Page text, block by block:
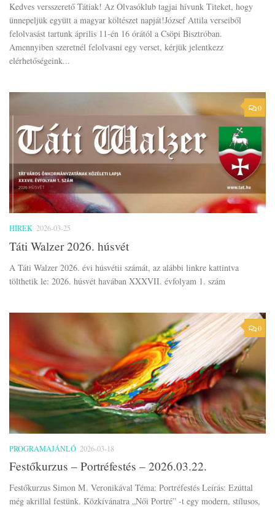
Kedves versszerető Tátiak! Az Olvasóklub tagjai hívunk Titeket, hogy
ünnepeljük együtt a magyar költészet napját!József Attila verseiből
felolvasást tartunk április 11-én 16 órától a Csöpi Bisztróban.
Amennyiben szeretnél felolvasni egy verset, kérjük jelentkezz
elérhetőségeink...
0
HÍREK 2026-03-25
Táti Walzer 2026. húsvét
A Táti Walzer 2026. évi húsvétii számát, az alábbi linkre kattintva
tölthetik le: 2026. húsvét havában XXXVII. évfolyam 1. szám
0
PROGRAMAJÁNLÓ 2026-03-18
Festőkurzus – Portréfestés – 2026.03.22.
Festőkurzus Simon M. Veronikával Téma: Portréfestés Leírás: Ezúttal
még akrillal festünk. Közkívánatra „Női Portré” -t egy modern, stílusos,